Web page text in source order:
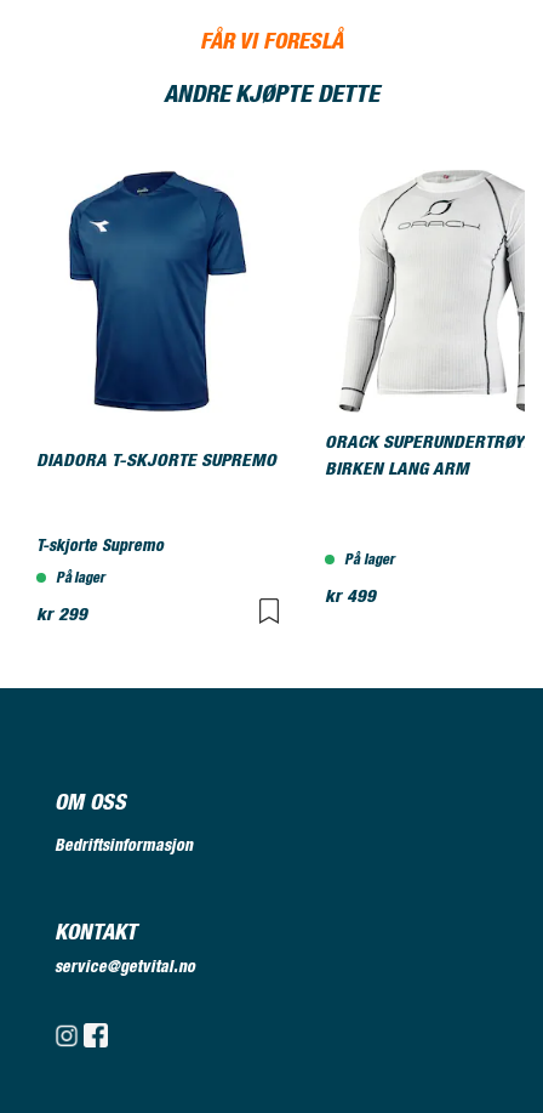
FÅR VI FORESLÅ
ANDRE KJØPTE DETTE
DIADORA T-SKJORTE SUPREMO
T-skjorte Supremo
På lager
kr 299
ORACK SUPERUNDERTRØYE
BIRKEN LANG ARM
På lager
kr 499
OM OSS
Bedriftsinformasjon
KONTAKT
service@getvital.no